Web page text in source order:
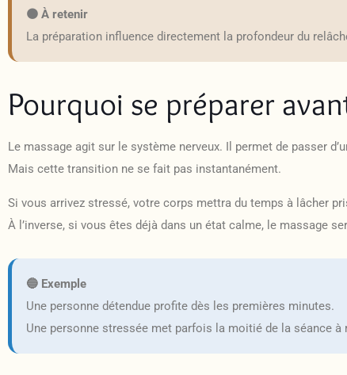
🟤 À retenir
La préparation influence directement la profondeur du
Pourquoi se préparer
Le massage agit sur le système nerveux. Il permet de passer
Mais cette transition ne se fait pas instantanément.
Si vous arrivez stressé, votre corps mettra du temps à lâcher
À l’inverse, si vous êtes déjà dans un état calme, le massage
🔵 Exemple
Une personne détendue profite dès les premières minutes.
Une personne stressée met parfois la moitié de la séance à